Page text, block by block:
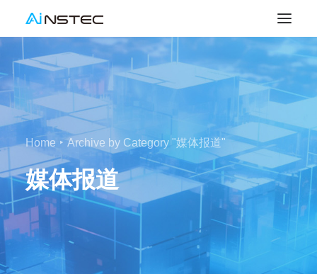
Home Archive by Category "媒体报道"
媒体报道